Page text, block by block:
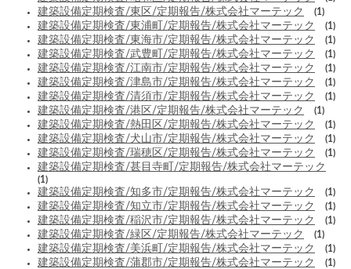
建築設備定期検査/東区/定期報告/株式会社マーテック (1)
建築設備定期検査/東浦町/定期報告/株式会社マーテック (1)
建築設備定期検査/東海市/定期報告/株式会社マーテック (1)
建築設備定期検査/武豊町/定期報告/株式会社マーテック (1)
建築設備定期検査/江南市/定期報告/株式会社マーテック (1)
建築設備定期検査/津島市/定期報告/株式会社マーテック (1)
建築設備定期検査/清須市/定期報告/株式会社マーテック (1)
建築設備定期検査/港区/定期報告/株式会社マーテック (1)
建築設備定期検査/熱田区/定期報告/株式会社マーテック (1)
建築設備定期検査/犬山市/定期報告/株式会社マーテック (1)
建築設備定期検査/瑞穂区/定期報告/株式会社マーテック (1)
建築設備定期検査/甚目寺町/定期報告/株式会社マーテック
(1)
建築設備定期検査/知多市/定期報告/株式会社マーテック (1)
建築設備定期検査/知立市/定期報告/株式会社マーテック (1)
建築設備定期検査/稲沢市/定期報告/株式会社マーテック (1)
建築設備定期検査/緑区/定期報告/株式会社マーテック (1)
建築設備定期検査/美浜町/定期報告/株式会社マーテック (1)
建築設備定期検査/蒲郡市/定期報告/株式会社マーテック (1)